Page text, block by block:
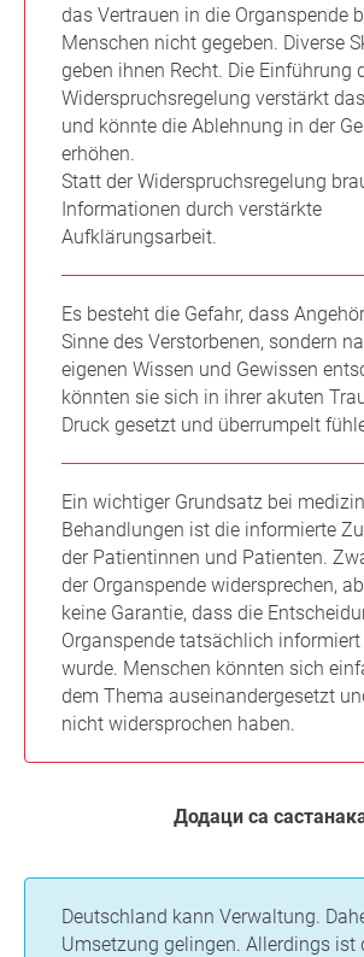
das Vertrauen in die Organspende
Menschen nicht gegeben. Diverse
geben ihnen Recht. Die Einführung
Widerspruchsregelung verstärkt
und könnte die Ablehnung in der
erhöhen.
Statt der Widerspruchsregelung
Informationen durch verstärkte
Aufklärungsarbeit.
Es besteht die Gefahr, dass
Sinne des Verstorbenen, sondern
eigenen Wissen und Gewissen
könnten sie sich in ihrer akuten
Druck gesetzt und überrumpelt
Ein wichtiger Grundsatz bei
Behandlungen ist die informierte
der Patientinnen und Patienten.
der Organspende widersprechen,
keine Garantie, dass die
Organspende tatsächlich
wurde. Menschen könnten sich
dem Thema auseinandergesetzt
nicht widersprochen haben.
Додаци са
Deutschland kann Verwaltung.
Umsetzung gelingen. Allerdings ist